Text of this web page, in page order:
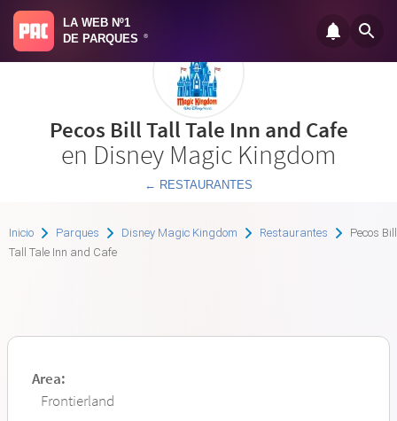
LA WEB Nº1
DE PARQUES
®
Pecos Bill Tall Tale Inn and Cafe
en Disney Magic Kingdom
← RESTAURANTES
Inicio Parques Disney Magic Kingdom Restaurantes
Pecos Bill
Tall Tale Inn and Cafe
Area:
Frontierland